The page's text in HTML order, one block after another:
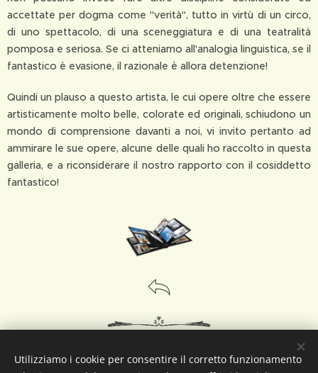
accettate per dogma come "verità", tutto in virtù di un circo,
di uno spettacolo, di una sceneggiatura e di una teatralità
pomposa e seriosa. Se ci atteniamo all'analogia linguistica, se il
fantastico è evasione, il razionale è allora detenzione!
Quindi un plauso a questo artista, le cui opere oltre che essere
artisticamente molto belle, colorate ed originali, schiudono un
mondo di comprensione davanti a noi, vi invito pertanto ad
ammirare le sue opere, alcune delle quali ho raccolto in questa
galleria, e a riconsiderare il nostro rapporto con il cosiddetto
fantastico!
Utilizziamo i cookie per consentire il corretto funzionamento